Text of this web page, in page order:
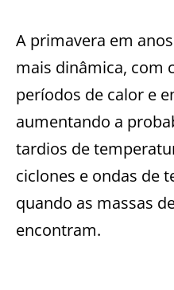
A primavera em
mais dinâmica, com
períodos de calor e
aumentando a
tardios de
ciclones e ondas de
quando as massas
encontram.